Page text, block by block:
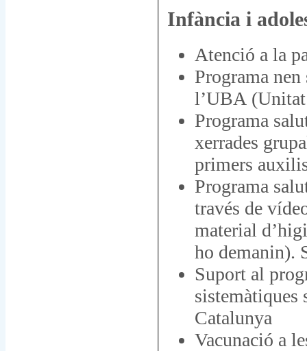
Infància i
Atenció a la
Programa
l’UBA
Programa
xerrades
primers
Programa
través de
material
ho demanin).
Suport al
sistemàtiques
Catalunya
Vacunació a